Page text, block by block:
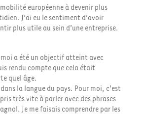
européenne à devenir plus
J’ai eu le sentiment d’avoir
plus utile au sein d’une entreprise.
moi a été un objectif atteint avec
rendu compte que cela était
quel âge.
la langue du pays. Pour moi, c’est
très vite à parler avec des phrases
Je me faisais comprendre par les